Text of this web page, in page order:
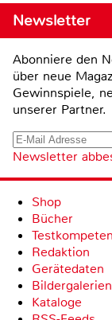
Newsletter
Abonniere den
über neue
Gewinnspiele,
unserer Partner.
Newsletter
Shop
Bücher
Redaktion
Gerätedaten
Bildergalerien
Kataloge